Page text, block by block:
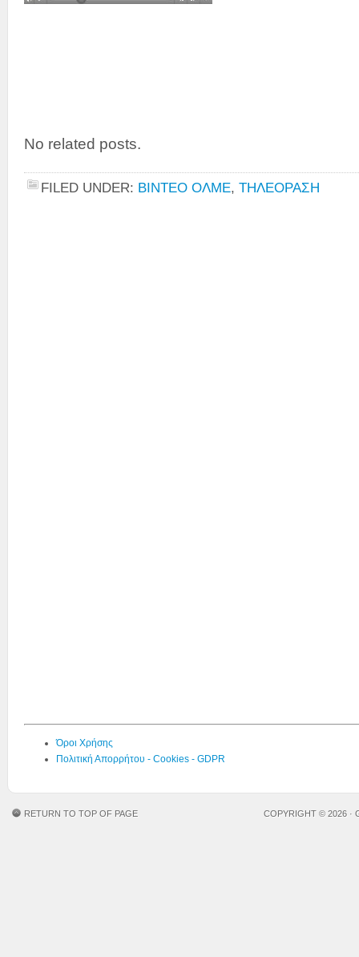
No related posts.
FILED UNDER: ΒΙΝΤΕΟ ΟΛΜΕ, ΤΗΛΕΟΡΑΣΗ
Όροι Χρήσης
Πολιτική Απορρήτου - Cookies - GDPR
RETURN TO TOP OF PAGE COPYRIGHT © 2026 ·